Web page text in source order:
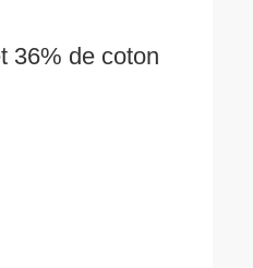
36% de coton